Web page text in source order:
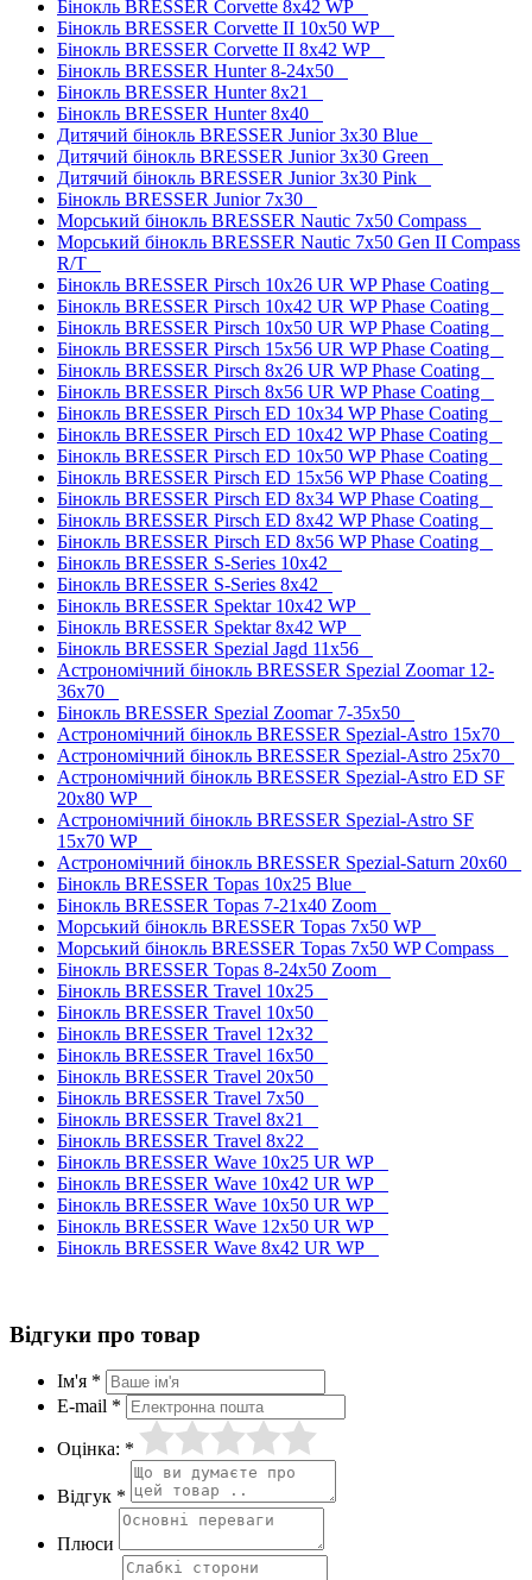
Бінокль BRESSER Corvette 8x42 WP
Бінокль BRESSER Corvette II 10x50 WP
Бінокль BRESSER Corvette II 8x42 WP
Бінокль BRESSER Hunter 8-24x50
Бінокль BRESSER Hunter 8x21
Бінокль BRESSER Hunter 8x40
Дитячий бінокль BRESSER Junior 3x30 Blue
Дитячий бінокль BRESSER Junior 3x30 Green
Дитячий бінокль BRESSER Junior 3x30 Pink
Бінокль BRESSER Junior 7x30
Морський бінокль BRESSER Nautic 7x50 Compass
Морський бінокль BRESSER Nautic 7x50 Gen II Compass
R/T
Бінокль BRESSER Pirsch 10x26 UR WP Phase Coating
Бінокль BRESSER Pirsch 10x42 UR WP Phase Coating
Бінокль BRESSER Pirsch 10x50 UR WP Phase Coating
Бінокль BRESSER Pirsch 15x56 UR WP Phase Coating
Бінокль BRESSER Pirsch 8x26 UR WP Phase Coating
Бінокль BRESSER Pirsch 8x56 UR WP Phase Coating
Бінокль BRESSER Pirsch ED 10x34 WP Phase Coating
Бінокль BRESSER Pirsch ED 10x42 WP Phase Coating
Бінокль BRESSER Pirsch ED 10x50 WP Phase Coating
Бінокль BRESSER Pirsch ED 15x56 WP Phase Coating
Бінокль BRESSER Pirsch ED 8x34 WP Phase Coating
Бінокль BRESSER Pirsch ED 8x42 WP Phase Coating
Бінокль BRESSER Pirsch ED 8x56 WP Phase Coating
Бінокль BRESSER S-Series 10x42
Бінокль BRESSER S-Series 8x42
Бінокль BRESSER Spektar 10x42 WP
Бінокль BRESSER Spektar 8x42 WP
Бінокль BRESSER Spezial Jagd 11x56
Астрономічний бінокль BRESSER Spezial Zoomar 12-
36x70
Бінокль BRESSER Spezial Zoomar 7-35x50
Астрономічний бінокль BRESSER Spezial-Astro 15x70
Астрономічний бінокль BRESSER Spezial-Astro 25x70
Астрономічний бінокль BRESSER Spezial-Astro ED SF
20x80 WP
Астрономічний бінокль BRESSER Spezial-Astro SF
15x70 WP
Астрономічний бінокль BRESSER Spezial-Saturn 20x60
Бінокль BRESSER Topas 10x25 Blue
Бінокль BRESSER Topas 7-21x40 Zoom
Морський бінокль BRESSER Topas 7x50 WP
Морський бінокль BRESSER Topas 7x50 WP Compass
Бінокль BRESSER Topas 8-24x50 Zoom
Бінокль BRESSER Travel 10x25
Бінокль BRESSER Travel 10x50
Бінокль BRESSER Travel 12x32
Бінокль BRESSER Travel 16x50
Бінокль BRESSER Travel 20x50
Бінокль BRESSER Travel 7x50
Бінокль BRESSER Travel 8x21
Бінокль BRESSER Travel 8x22
Бінокль BRESSER Wave 10x25 UR WP
Бінокль BRESSER Wave 10x42 UR WP
Бінокль BRESSER Wave 10x50 UR WP
Бінокль BRESSER Wave 12x50 UR WP
Бінокль BRESSER Wave 8x42 UR WP
Відгуки про товар
Ім'я *
E-mail *
Оцінка: *
Відгук *
Плюси